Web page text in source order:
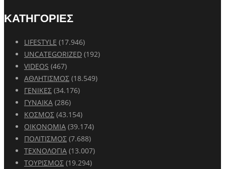
ΚΑΤΗΓΟΡΙΕΣ
LIFESTYLE (17.946)
UNCATEGORIZED (192)
VIDEOS (467)
ΑΘΛΗΤΙΣΜΟΣ (18.549)
ΓΕΝΙΚΕΣ (34.176)
ΓΥΝΑΙΚΑ (286)
ΚΟΣΜΟΣ (43.154)
ΟΙΚΟΝΟΜΙΑ (39.174)
ΠΟΛΙΤΙΣΜΟΣ (7.688)
ΤΕΧΝΟΛΟΓΙΑ (13.007)
ΤΟΥΡΙΣΜΟΣ (19.294)